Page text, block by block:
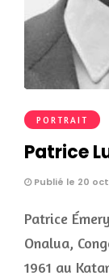
PORTRAIT
Patrice
Publié le 20
Patrice
Onalua,
1961 au